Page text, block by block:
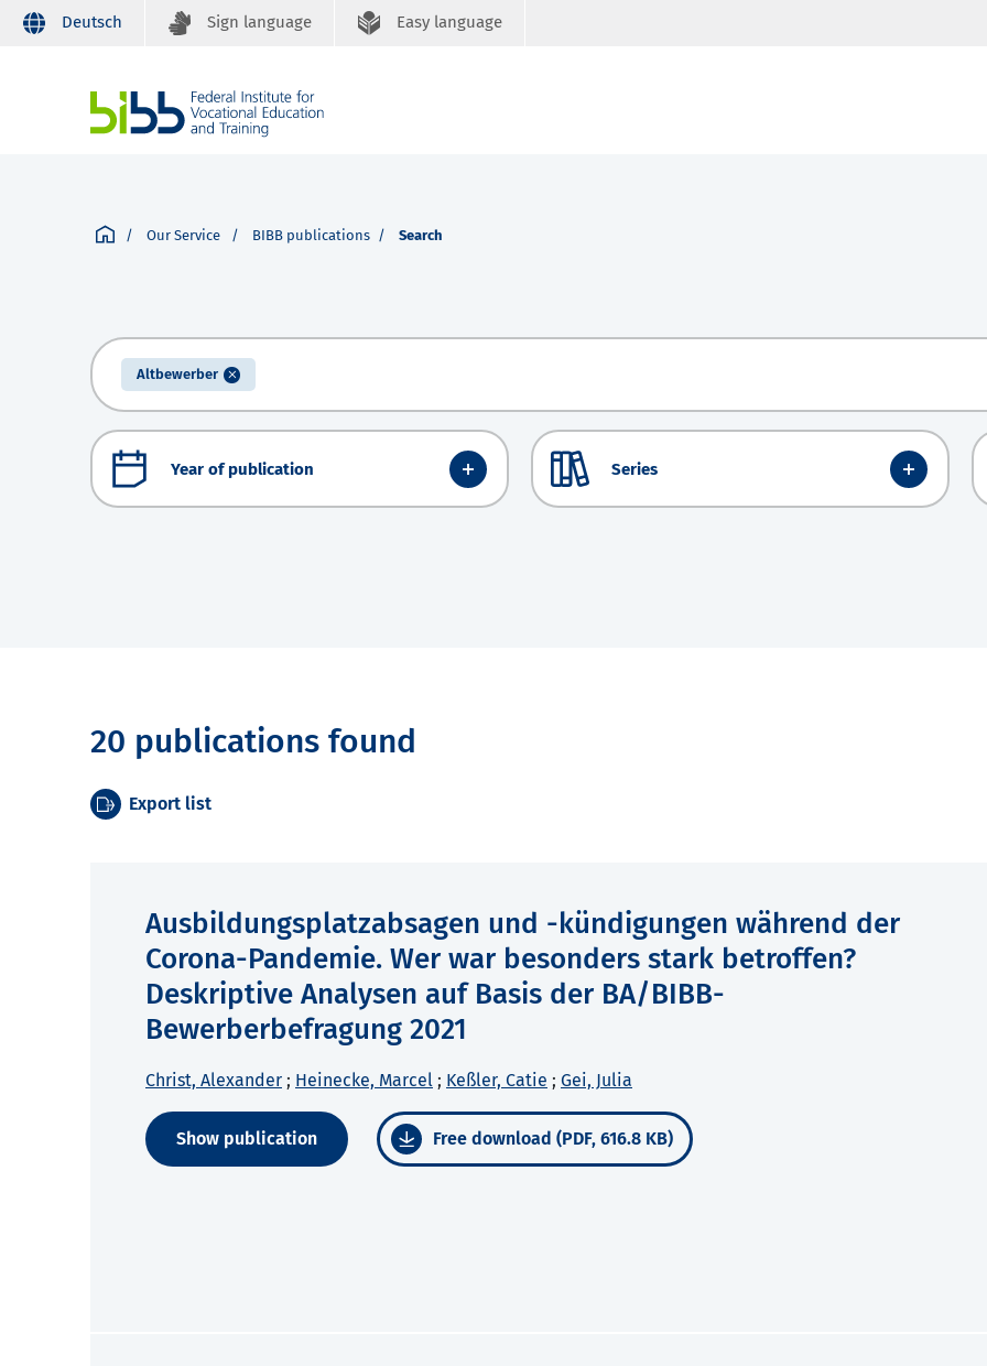
Deutsch Sign language Easy language
Our Service BIBB publications Search
Altbewerber
Year of publication Series
20 publications found
Export list
Ausbildungsplatzabsagen und -kündigungen während der
Corona-Pandemie. Wer war besonders stark betroffen?
Deskriptive Analysen auf Basis der BA/BIBB-
Bewerberbefragung 2021
Christ, Alexander ; Heinecke, Marcel ; Keßler, Catie ; Gei, Julia
Show publication Free download (PDF, 616.8 KB)